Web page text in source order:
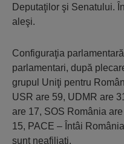
Deputaţilor şi Senatului.
aleşi.
Configuraţia
parlamentari, după
grupul Uniţi pentru
USR are 59, UDMR are
are 17, SOS România
15, PACE – Întâi
sunt neafiliaţi.